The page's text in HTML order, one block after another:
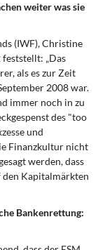
weiter was sie
(IWF), Christine
„Das
als es zur Zeit
2008 war.
immer noch in zu
des "too
und
Finanzkultur nicht
werden, dass
den Kapitalmärkten
Bankenrettung: